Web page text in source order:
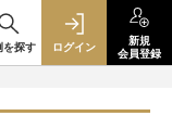
を探す ログイン
新規
会員登録